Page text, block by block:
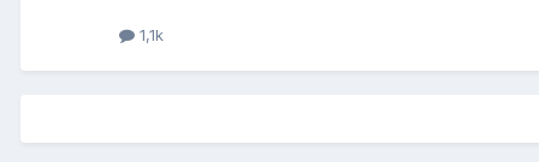
1,1k